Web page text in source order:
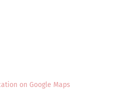
on Google Maps